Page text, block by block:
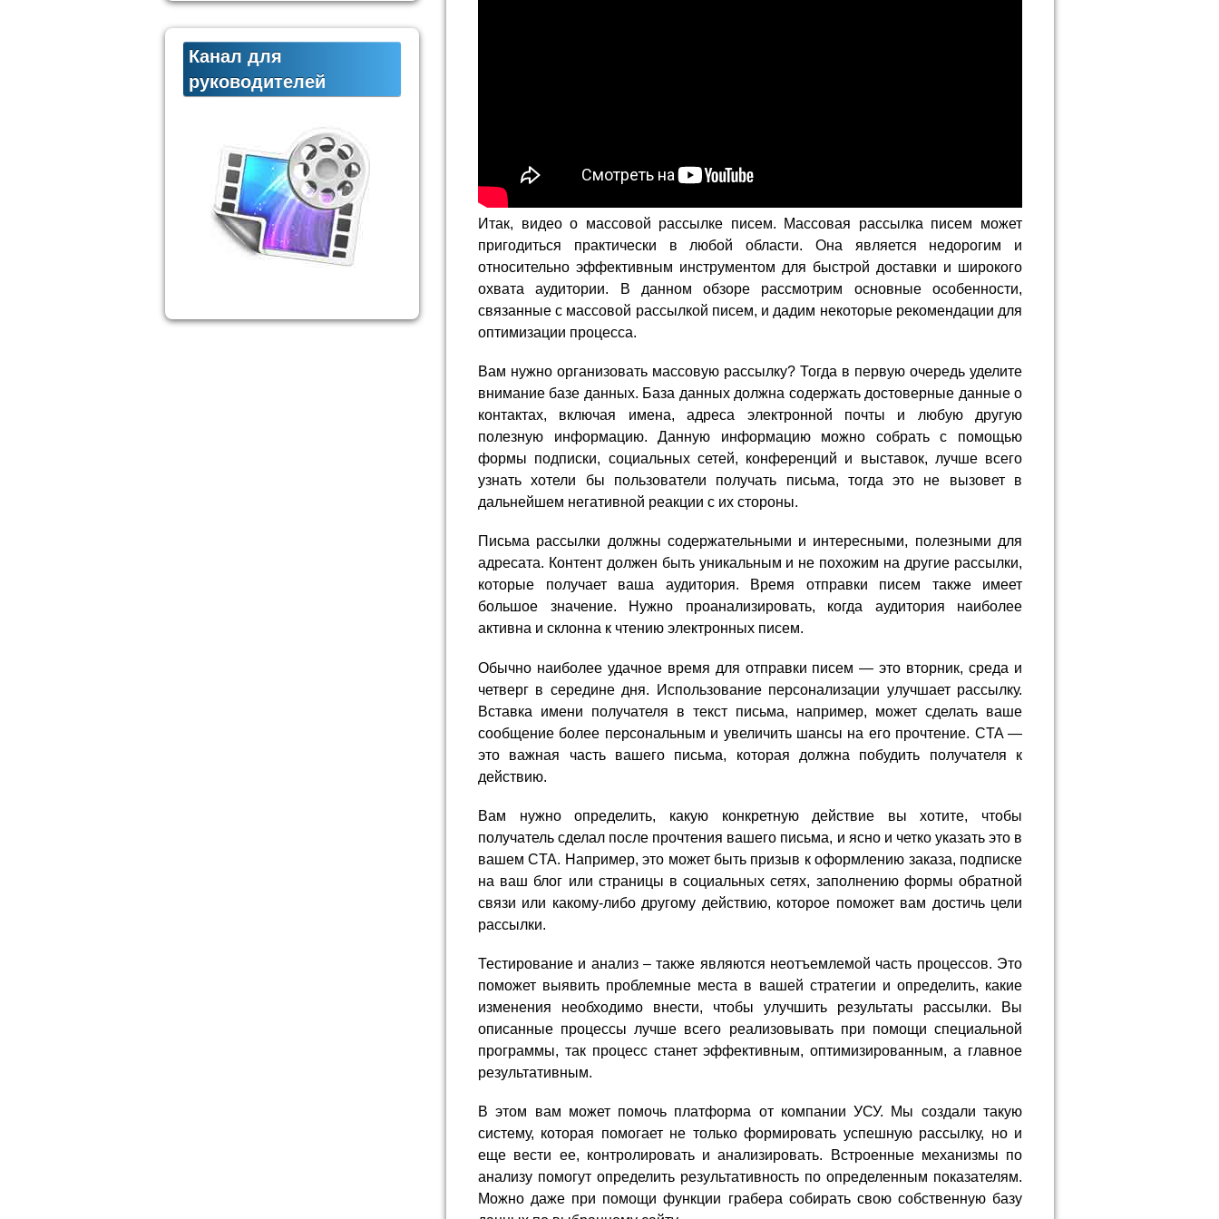
Итак, видео о массовой рассылке писем. Массовая рассылка писем может
пригодиться практически в любой области. Она является недорогим и
относительно эффективным инструментом для быстрой доставки и широкого
охвата аудитории. В данном обзоре рассмотрим основные особенности,
связанные с массовой рассылкой писем, и дадим некоторые рекомендации для
оптимизации процесса.
Вам нужно организовать массовую рассылку? Тогда в первую очередь уделите
внимание базе данных. База данных должна содержать достоверные данные о
контактах, включая имена, адреса электронной почты и любую другую
полезную информацию. Данную информацию можно собрать с помощью
формы подписки, социальных сетей, конференций и выставок, лучше всего
узнать хотели бы пользователи получать письма, тогда это не вызовет в
дальнейшем негативной реакции с их стороны.
Письма рассылки должны содержательными и интересными, полезными для
адресата. Контент должен быть уникальным и не похожим на другие рассылки,
которые получает ваша аудитория. Время отправки писем также имеет
большое значение. Нужно проанализировать, когда аудитория наиболее
активна и склонна к чтению электронных писем.
Обычно наиболее удачное время для отправки писем — это вторник, среда и
четверг в середине дня. Использование персонализации улучшает рассылку.
Вставка имени получателя в текст письма, например, может сделать ваше
сообщение более персональным и увеличить шансы на его прочтение. CTA —
это важная часть вашего письма, которая должна побудить получателя к
действию.
Вам нужно определить, какую конкретную действие вы хотите, чтобы
получатель сделал после прочтения вашего письма, и ясно и четко указать это в
вашем CTA. Например, это может быть призыв к оформлению заказа, подписке
на ваш блог или страницы в социальных сетях, заполнению формы обратной
связи или какому-либо другому действию, которое поможет вам достичь цели
рассылки.
Тестирование и анализ – также являются неотъемлемой часть процессов. Это
поможет выявить проблемные места в вашей стратегии и определить, какие
изменения необходимо внести, чтобы улучшить результаты рассылки. Вы
описанные процессы лучше всего реализовывать при помощи специальной
программы, так процесс станет эффективным, оптимизированным, а главное
результативным.
В этом вам может помочь платформа от компании УСУ. Мы создали такую
систему, которая помогает не только формировать успешную рассылку, но и
еще вести ее, контролировать и анализировать. Встроенные механизмы по
анализу помогут определить результативность по определенным показателям.
Можно даже при помощи функции грабера собирать свою собственную базу
Канал для
руководителей